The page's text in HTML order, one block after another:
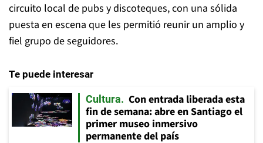
circuito local de pubs y discoteques, con una sólida
puesta en escena que les permitió reunir un amplio y
fiel grupo de seguidores.
Te puede interesar
Cultura
Con entrada liberada esta
fin de semana: abre en Santiago el
primer museo inmersivo
permanente del país